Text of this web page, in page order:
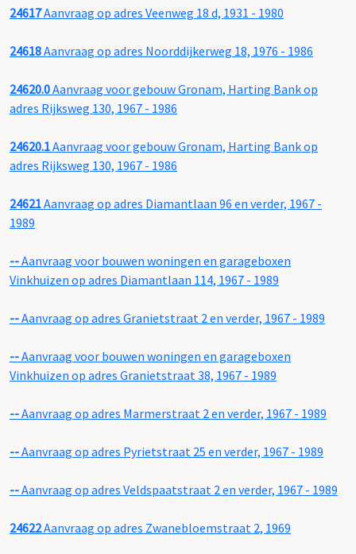
24617Aanvraag op adres Veenweg 18 d, 1931 - 1980
24618Aanvraag op adres Noorddijkerweg 18, 1976 - 1986
24620.0Aanvraag voor gebouw Gronam, Harting Bank op
adres Rijksweg 130, 1967 - 1986
24620.1Aanvraag voor gebouw Gronam, Harting Bank op
adres Rijksweg 130, 1967 - 1986
24621Aanvraag op adres Diamantlaan 96 en verder, 1967 -
1989
--Aanvraag voor bouwen woningen en garageboxen
Vinkhuizen op adres Diamantlaan 114, 1967 - 1989
--Aanvraag op adres Granietstraat 2 en verder, 1967 - 1989
--Aanvraag voor bouwen woningen en garageboxen
Vinkhuizen op adres Granietstraat 38, 1967 - 1989
--Aanvraag op adres Marmerstraat 2 en verder, 1967 - 1989
--Aanvraag op adres Pyrietstraat 25 en verder, 1967 - 1989
--Aanvraag op adres Veldspaatstraat 2 en verder, 1967 - 1989
24622Aanvraag op adres Zwanebloemstraat 2, 1969